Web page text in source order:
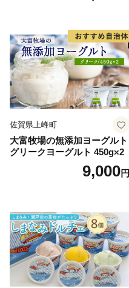
佐賀県上峰町
大富牧場の無添加ヨーグルト
グリークヨーグルト 450g×2
9,000円